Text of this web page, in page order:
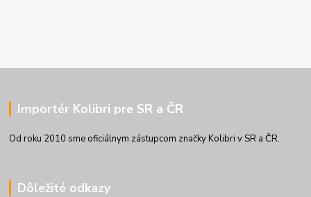
Importér Kolibri pre SR a ČR
Od roku 2010 sme oficiálnym zástupcom značky Kolibri v SR a ČR.
Dôležité odkazy